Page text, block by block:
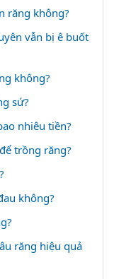
răng không?
vẫn bị ê buốt
không?
sứ?
nhiêu tiền?
trồng răng?
không?
răng hiệu quả